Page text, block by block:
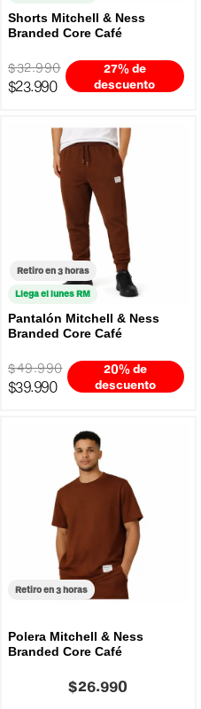
Shorts Mitchell & Ness
Branded Core Café
$32.990
$23.990
27% de
descuento
Retiro en 3 horas
Llega el lunes RM
Pantalón Mitchell & Ness
Branded Core Café
$49.990
$39.990
20% de
descuento
Retiro en 3 horas
Polera Mitchell & Ness
Branded Core Café
$26.990